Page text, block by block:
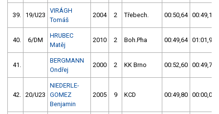
39. 19/U23
VIRÁGH
Tomáš
2004 2 Třebech. 00:50,64 00:49,18
40. 6/DM
HRUBEC
Matěj
2010 2 Boh.Pha 00:49,64 01:01,97
41.
BERGMANN
Ondřej
2000 2 KK Brno 00:52,60 00:49,79
42. 20/U23
NIEDERLE-
GOMEZ
Benjamin
2005 9 KCD 00:49,80 00:00,00